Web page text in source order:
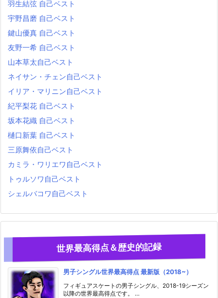
羽生結弦 自己ベスト
宇野昌磨 自己ベスト
鍵山優真 自己ベスト
友野一希 自己ベスト
山本草太自己ベスト
ネイサン・チェン自己ベスト
イリア・マリニン自己ベスト
紀平梨花 自己ベスト
坂本花織 自己ベスト
樋口新葉 自己ベスト
三原舞依自己ベスト
カミラ・ワリエワ自己ベスト
トゥルソワ自己ベスト
シェルバコワ自己ベスト
世界最高得点＆歴史的記録
男子シングル世界最高得点 最新版（2018~）
フィギュアスケートの男子シングル、2018-19シーズン
以降の世界最高得点です。 …